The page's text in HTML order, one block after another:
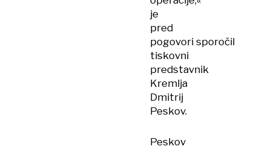
je
pred
pogovori sporočil
tiskovni
predstavnik
Kremlja
Dmitrij
Peskov.
Peskov